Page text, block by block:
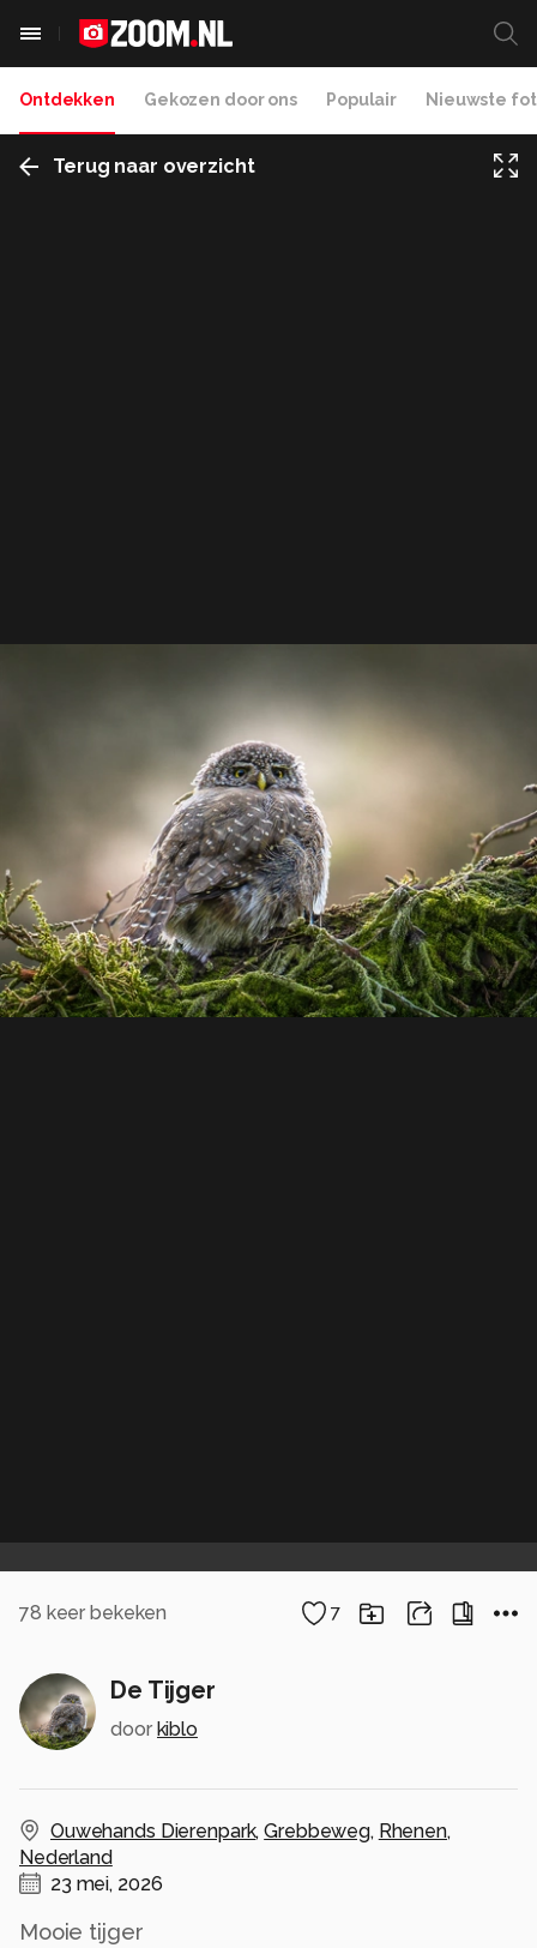
Ontdekken Gekozen door ons Populair Nieuwste
Terug naar overzicht
78 keer bekeken 7
De Tijger
door kiblo
Ouwehands Dierenpark,Grebbeweg, Rhenen,
Nederland
23 mei, 2026
Mooie tijger